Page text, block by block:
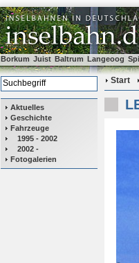
Borkum Juist Baltrum Langeoog
Aktuelles
Geschichte
Fahrzeuge
1995 - 2002
2002 -
Fotogalerien
Start